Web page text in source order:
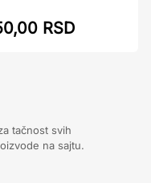
RSD
tačnost svih
na sajtu.